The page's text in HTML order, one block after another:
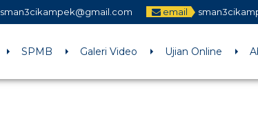
sman3cikampek@gmail.com email
SPMB Galeri Video Ujian Online